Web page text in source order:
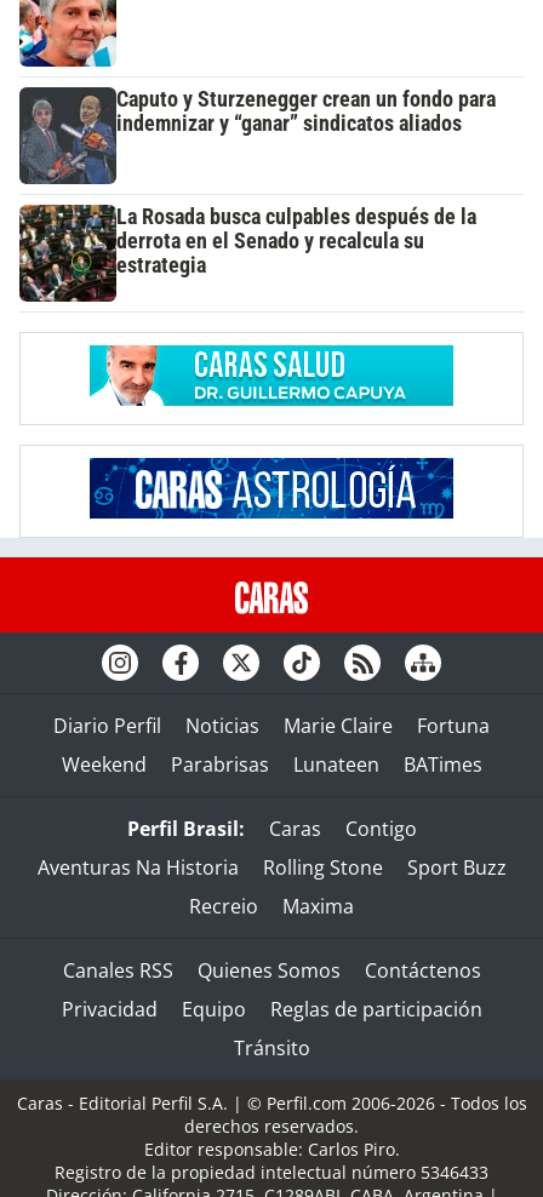
Caputo y Sturzenegger crean un fondo para
indemnizar y “ganar” sindicatos aliados
La Rosada busca culpables después de la
derrota en el Senado y recalcula su
estrategia
Diario Perfil Noticias Marie Claire
Fortuna
Weekend
Parabrisas Lunateen BATimes
Perfil Brasil: Caras
Contigo
Aventuras Na Historia
Rolling Stone
Sport Buzz
Recreio
Maxima
Canales RSS Quienes Somos
Contáctenos
Privacidad
Equipo
Reglas de participación
Tránsito
Caras - Editorial Perfil S.A. | © Perfil.com 2006-2026 - Todos los
derechos reservados.
Editor responsable: Carlos Piro.
Registro de la propiedad intelectual número 5346433